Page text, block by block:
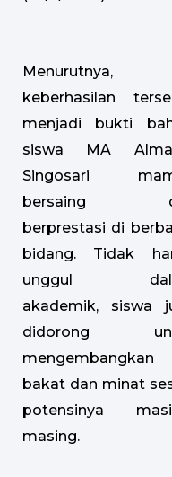
Menurutnya,
keberhasilan
menjadi bukti
siswa MA
Singosari
bersaing
berprestasi di
bidang. Tidak
unggul
akademik, siswa
didorong
mengembangkan
bakat dan minat
potensinya
masing.